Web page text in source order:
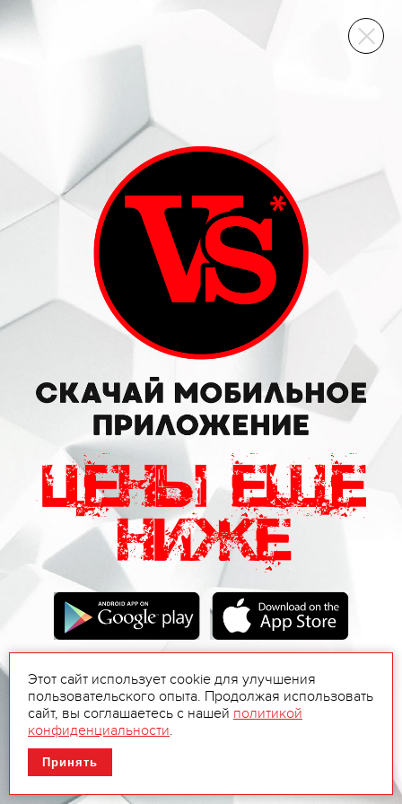
ВИННЫЙ СКЛАД
Этот сайт использует cookie для улучшения
пользовательского опыта. Продолжая использовать
сайт, вы соглашаетесь с нашей политикой
конфиденциальности.
Принять